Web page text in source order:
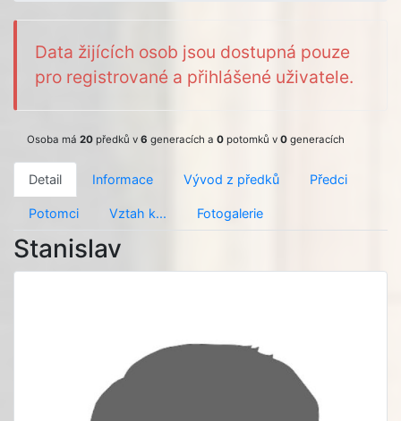
Data žijících osob jsou dostupná pouze
pro registrované a přihlášené uživatele.
Osoba má 20 předků v 6 generacích a 0 potomků v 0 generacích
Detail Informace Vývod z předků Předci
Potomci Vztah k... Fotogalerie
Stanislav